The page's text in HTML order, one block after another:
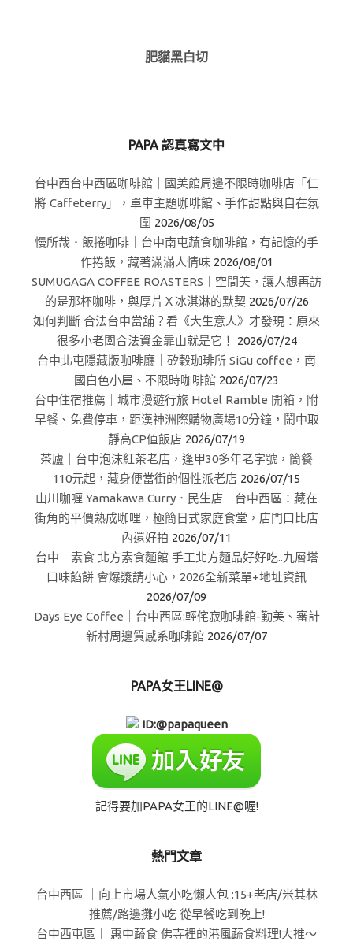
肥貓黑白切
PAPA 認真寫文中
台中西台中西區咖啡館｜國美館周邊不限時咖啡店「仁
將 Caffeterry」，單車主題咖啡館、手作甜點與自在氛
圍 2026/08/05
慢所哉．飯捲咖啡｜台中南屯蔬食咖啡館，有記憶的手
作捲飯，藏著滿滿人情味 2026/08/01
SUMUGAGA COFFEE ROASTERS｜空間美，讓人想再訪
的是那杯咖啡，與厚片Ｘ冰淇淋的默契 2026/07/26
如何判斷 合法台中當舖？看《大生意人》才發現：原來
很多小老闆合法資金靠山就是它！
2026/07/24
台中北屯隱藏版咖啡廳｜矽穀珈琲所 SiGu coffee，南
國白色小屋、不限時咖啡館 2026/07/23
台中住宿推薦｜城市漫遊行旅 Hotel Ramble 開箱，附
早餐、免費停車，距漢神洲際購物廣場10分鐘，鬧中取
靜高CP值飯店 2026/07/19
茶廬｜台中泡沫紅茶老店，逢甲30多年老字號，簡餐
110元起，藏身便當街的個性派老店 2026/07/15
山川咖喱 Yamakawa Curry．民生店｜台中西區：藏在
街角的平價熟成咖哩，極簡日式家庭食堂，店門口比店
內還好拍 2026/07/11
台中｜素食 北方素食麵館 手工北方麵品好好吃..九層塔
口味餡餅 會爆漿請小心，2026全新菜單+地址資訊
2026/07/09
Days Eye Coffee｜台中西區:輕侘寂咖啡館-勤美、審計
新村周邊質感系咖啡館 2026/07/07
PAPA女王LINE@
ID:@papaqueen
記得要加PAPA女王的LINE@喔!
熱門文章
台中西區 ｜向上市場人氣小吃懶人包 :15+老店/米其林
推薦/路邊攤小吃 從早餐吃到晚上!
台中西屯區｜ 惠中蔬食 佛寺裡的港風蔬食料理!大推～